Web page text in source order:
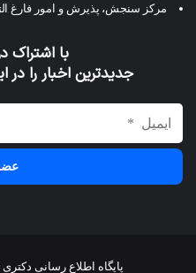
مرکز سنجش، پذیرش و امور فارغ
با اشتراک
جدیدترین اخبار را
پایگاه اطلاع رسانی دکتری